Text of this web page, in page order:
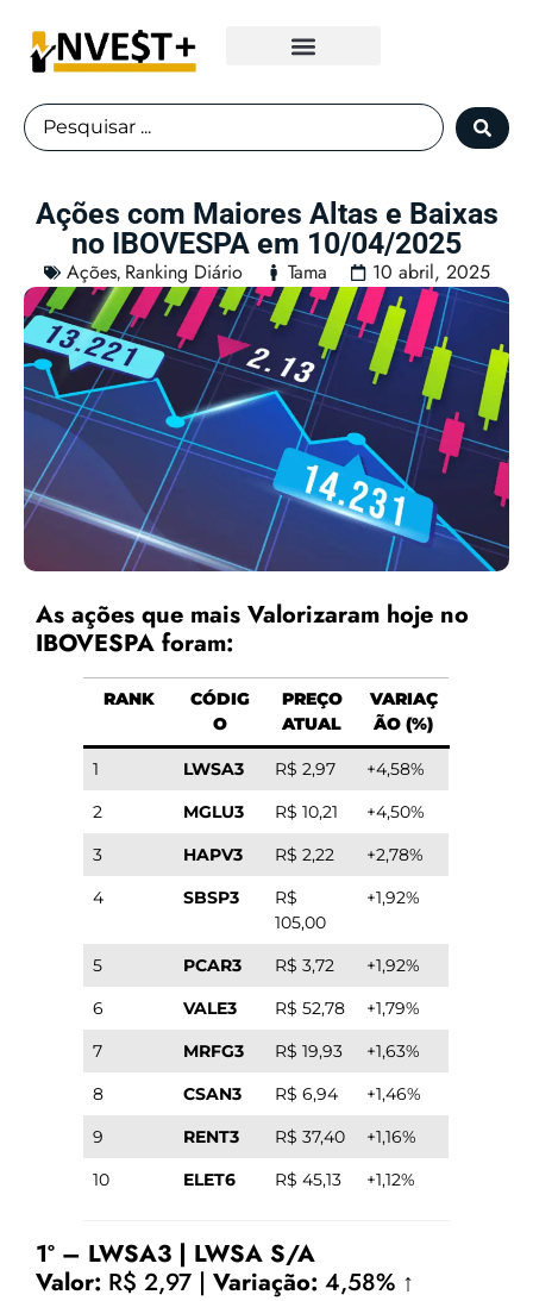
Ações com Maiores Altas e Baixas
no IBOVESPA em 10/04/2025
Ações, Ranking Diário Tama 10 abril, 2025
As ações que mais Valorizaram hoje no
IBOVESPA foram:
RANK
CÓDIG
O
PREÇO
ATUAL
VARIAÇ
ÃO (%)
1 LWSA3 R$ 2,97
+4,58%
2
MGLU3 R$ 10,21
+4,50%
3
HAPV3 R$ 2,22
+2,78%
4
SBSP3
R$
105,00
+1,92%
5 PCAR3 R$ 3,72
+1,92%
6
VALE3 R$ 52,78
+1,79%
7
MRFG3 R$ 19,93
+1,63%
8
CSAN3 R$ 6,94
+1,46%
9
RENT3 R$ 37,40
+1,16%
10
ELET6 R$ 45,13 +1,12%
1º – LWSA3 | LWSA S/A
Valor: R$ 2,97 | Variação: 4,58% ↑